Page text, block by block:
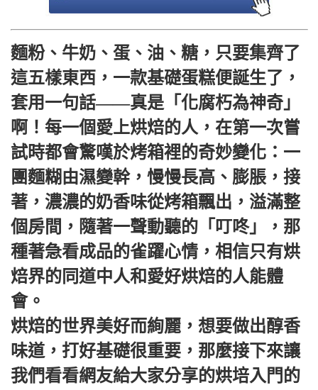
麵粉、牛奶、蛋、油、糖，只要集齊了
這五樣東西，一款基礎蛋糕便誕生了，
套用一句話——真是「化腐朽為神奇」
啊！每一個愛上烘焙的人，在第一次嘗
試時都會驚嘆於烤箱裡的奇妙變化：一
團麵糊由濕變幹，慢慢長高、膨脹，接
著，濃濃的奶香味從烤箱飄出，溢滿整
個房間，隨著一聲動聽的「叮咚」，那
種著急看成品的雀躍心情，相信只有烘
焙界的同道中人和愛好烘焙的人能體
會。
烘焙的世界美好而絢麗，想要做出醇香
味道，打好基礎很重要，那麼接下來讓
我們看看網友給大家分享的烘培入門的